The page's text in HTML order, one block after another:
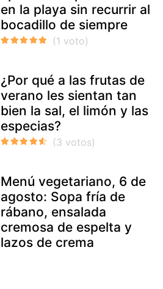
en la playa sin recurrir al
bocadillo de siempre
¿Por qué a las frutas de
verano les sientan tan
bien la sal, el limón y las
especias?
Menú vegetariano, 6 de
agosto: Sopa fría de
rábano, ensalada
cremosa de espelta y
lazos de crema